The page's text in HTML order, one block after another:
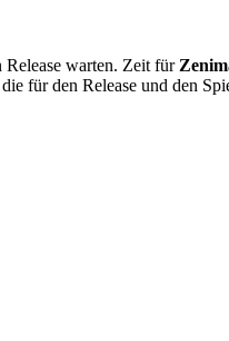
Release warten. Zeit für
für den Release und den